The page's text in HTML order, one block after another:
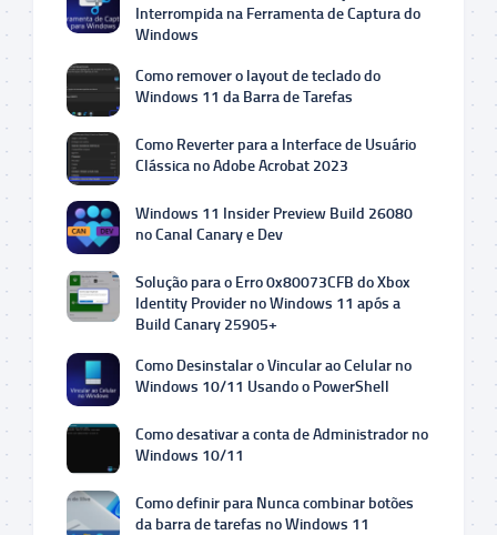
Interrompida na Ferramenta de Captura do
Windows
Como remover o layout de teclado do
Windows 11 da Barra de Tarefas
Como Reverter para a Interface de Usuário
Clássica no Adobe Acrobat 2023
Windows 11 Insider Preview Build 26080
no Canal Canary e Dev
Solução para o Erro 0x80073CFB do Xbox
Identity Provider no Windows 11 após a
Build Canary 25905+
Como Desinstalar o Vincular ao Celular no
Windows 10/11 Usando o PowerShell
Como desativar a conta de Administrador no
Windows 10/11
Como definir para Nunca combinar botões
da barra de tarefas no Windows 11